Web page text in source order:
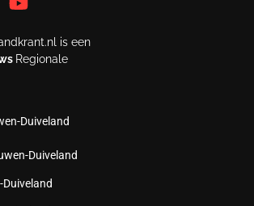
is een
Regionale
Duiveland
Duiveland